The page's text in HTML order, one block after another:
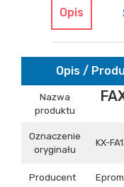
Opis
Opis /
Nazwa
produktu
Oznaczenie
oryginału
KX-
Producent Eprom